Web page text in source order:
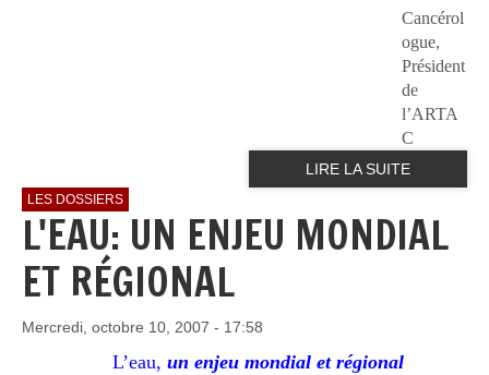
Cancérol
ogue,
Président
de
l’ARTA
C
LIRE LA SUITE
LES DOSSIERS
L'EAU: UN ENJEU MONDIAL
ET RÉGIONAL
Mercredi, octobre 10, 2007 - 17:58
L’eau, un enjeu mondial et régional